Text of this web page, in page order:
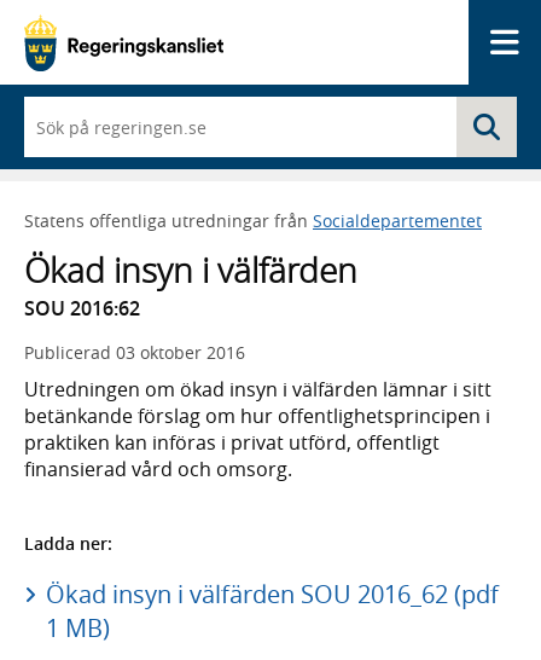
du
börjar
skriva
framträder
lista
med
sökförslag
Statens offentliga utredningar från Socialdepartementet
Ökad insyn i välfärden
SOU 2016:62
Publicerad 03 oktober 2016
Utredningen om ökad insyn i välfärden lämnar i sitt
betänkande förslag om hur offentlighetsprincipen i
praktiken kan införas i privat utförd, offentligt
finansierad vård och omsorg.
Ladda ner:
Ökad insyn i välfärden SOU 2016_62 (pdf
1 MB)